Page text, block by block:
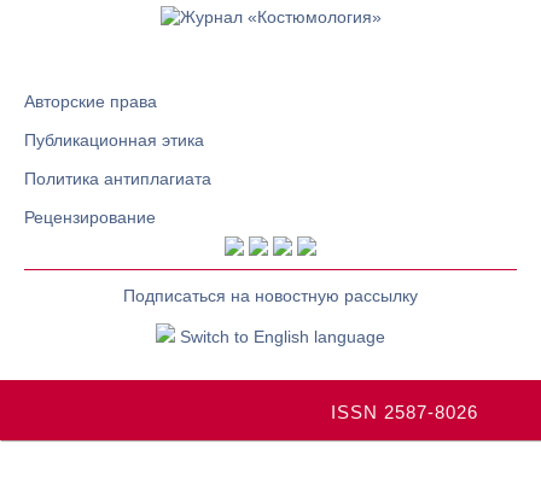
Авторские права
Публикационная этика
Политика антиплагиата
Рецензирование
Подписаться на новостную рассылку
Switch to English language
ISSN 2587-8026